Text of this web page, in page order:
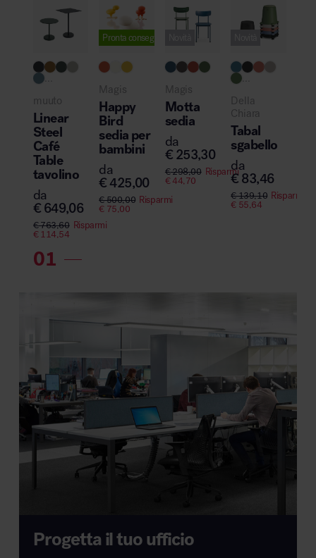
...
muuto
Linear
Steel
Café
Table
tavolino
da
€ 649,06
€763,60 Risparmi
€114,54
Pronta consegna
Magis
Happy
Bird
sedia per
bambini
da
€ 425,00
€500,00 Risparmi
€75,00
Magis
Motta
sedia
da
€ 253,30
€298,00 Risparmi
€44,70
Della
Chiara
Tabal
sgabello
da
€ 83,46
€139,10 Risparmi
€55,64
Progetta il tuo ufficio